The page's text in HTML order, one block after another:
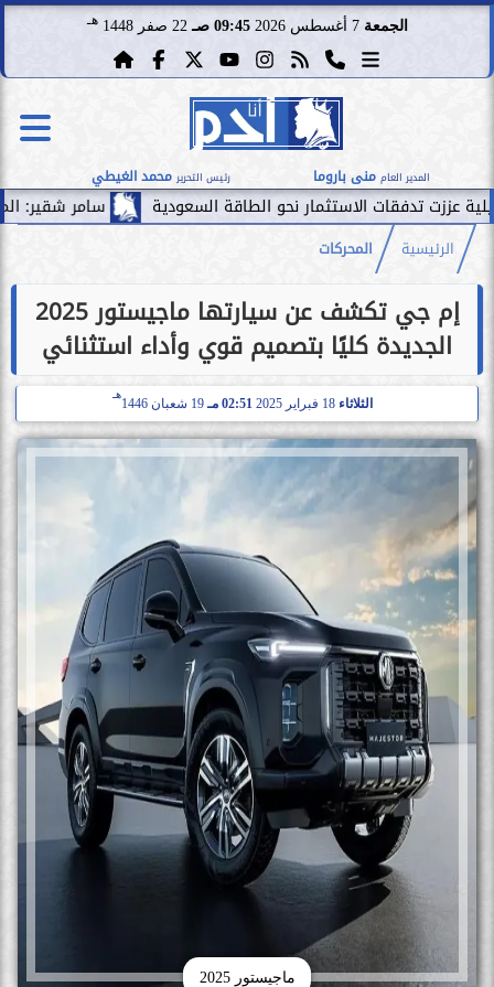
الجمعة 7 أغسطس 2026 09:45 صـ 22 صفر 1448 هـ
المدير العام منى باروما رئيس التحرير محمد الغيطي
سامر شقير: الممرات الاستثمار نحو الطاقة السعودية
الرئيسية المحركات
إم جي تكشف عن سيارتها ماجيستور 2025
الجديدة كليًا بتصميم قوي وأداء استثنائي
الثلاثاء 02:51 مـ 19 شعبان 1446
هـ
ماجيستور 2025